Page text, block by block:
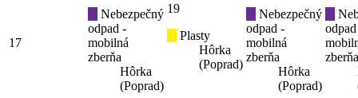
17
Nebezpečný
odpad -
mobilná
zberňa
Hôrka
(Poprad)
19
Plasty
Hôrka
(Poprad)
Nebezpečný
odpad -
mobilná
zberňa
Hôrka
(Poprad)
zberňa